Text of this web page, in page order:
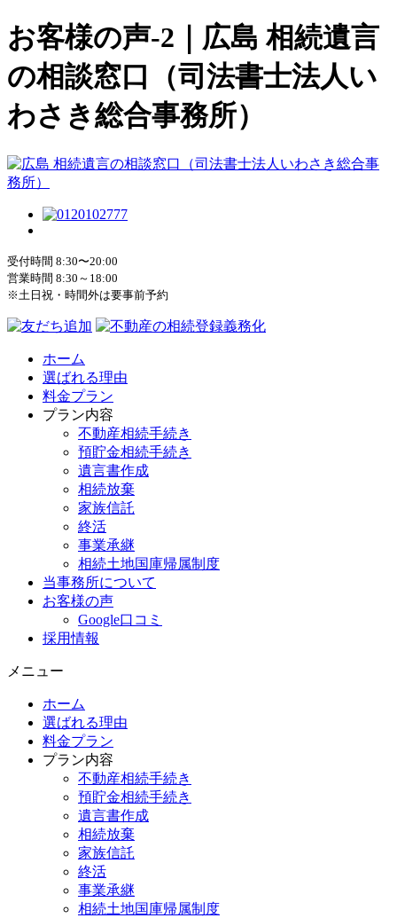
お客様の声-2｜広島 相続遺言
の相談窓口（司法書士法人い
わさき総合事務所）
受付時間 8:30〜20:00
営業時間 8:30～18:00
※土日祝・時間外は要事前予約
ホーム
選ばれる理由
料金プラン
プラン内容
不動産相続手続き
預貯金相続手続き
遺言書作成
相続放棄
家族信託
終活
事業承継
相続土地国庫帰属制度
当事務所について
お客様の声
Google口コミ
採用情報
メニュー
ホーム
選ばれる理由
料金プラン
プラン内容
不動産相続手続き
預貯金相続手続き
遺言書作成
相続放棄
家族信託
終活
事業承継
相続土地国庫帰属制度